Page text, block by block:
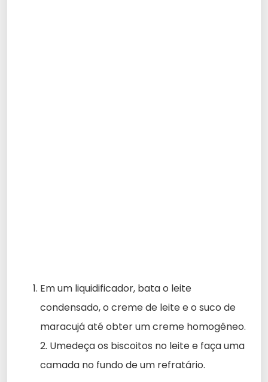
Em um liquidificador, bata o leite
condensado, o creme de leite e o suco de
maracujá até obter um creme homogêneo.
2. Umedeça os biscoitos no leite e faça uma
camada no fundo de um refratário.